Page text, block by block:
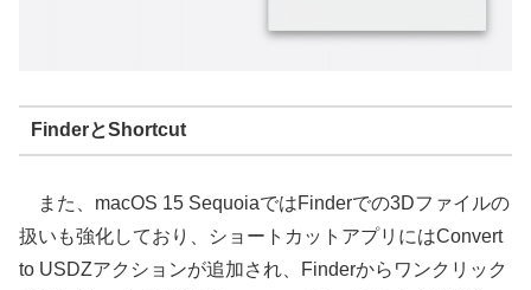
FinderとShortcut
また、macOS 15 SequoiaではFinderでの3Dファイルの
扱いも強化しており、ショートカットアプリにはConvert
to USDZアクションが追加され、Finderからワンクリック